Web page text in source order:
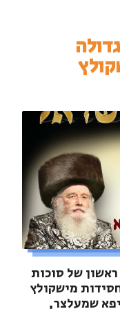
של סוכות
מישקולץ
שמעלצר,